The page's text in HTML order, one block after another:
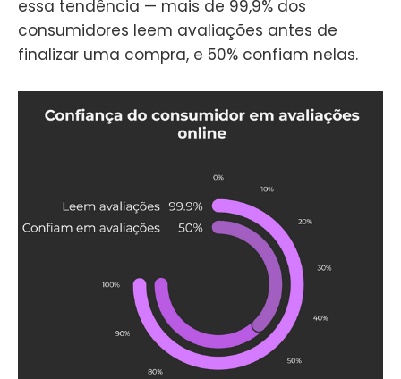
essa tendência — mais de 99,9% dos
consumidores leem avaliações antes de
finalizar uma compra, e 50% confiam nelas.